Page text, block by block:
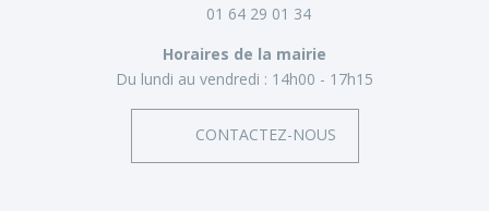
01 64 29 01 34
Horaires de la mairie
Du lundi au vendredi : 14h00 - 17h15
CONTACTEZ-NOUS